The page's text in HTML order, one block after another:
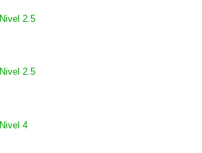
Nivel 2.5
Nivel 2.5
Nivel 4